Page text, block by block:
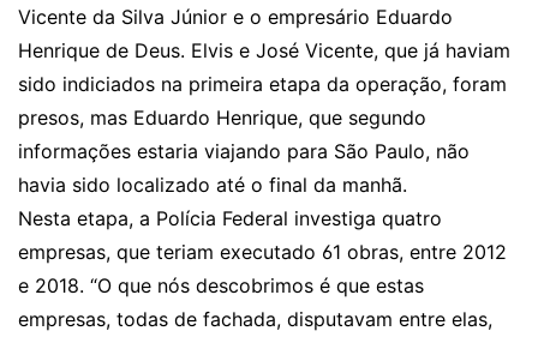
Vicente da Silva Júnior e o empresário Eduardo
Henrique de Deus. Elvis e José Vicente, que já haviam
sido indiciados na primeira etapa da operação, foram
presos, mas Eduardo Henrique, que segundo
informações estaria viajando para São Paulo, não
havia sido localizado até o final da manhã.
Nesta etapa, a Polícia Federal investiga quatro
empresas, que teriam executado 61 obras, entre 2012
e 2018. “O que nós descobrimos é que estas
empresas, todas de fachada, disputavam entre elas,